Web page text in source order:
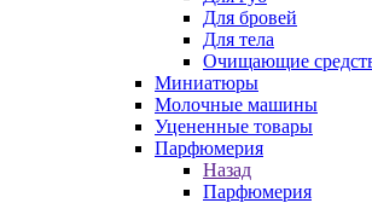
Для бровей
Для тела
Очищающие
Миниатюры
Молочные машины
Уцененные товары
Парфюмерия
Назад
Парфюмерия